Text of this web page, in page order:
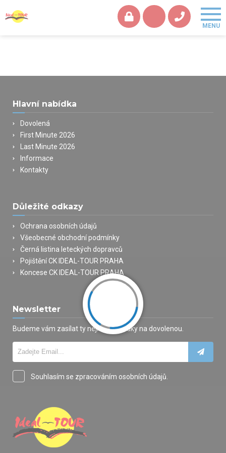
Hlavní nabídka
Dovolená
First Minute 2026
Last Minute 2026
Informace
Kontakty
Důležité odkazy
Ochrana osobních údajů
Všeobecné obchodní podmínky
Černá listina leteckých dopravců
Pojištění CK IDEAL-TOUR PRAHA
Koncese CK IDEAL-TOUR PRAHA
Newsletter
Budeme vám zasílat ty nejlepší nabídky na dovolenou.
Souhlasím se zpracováním osobních údajů.